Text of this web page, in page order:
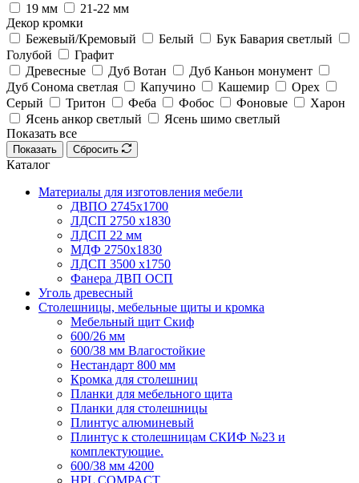
19 мм
21-22 мм
Декор кромки
Бежевый/Кремовый
Белый
Бук Бавария светлый
Голубой
Графит
Древесные
Дуб Вотан
Дуб Каньон монумент
Дуб Сонома светлая
Капучино Кашемир
Орех
Серый
Тритон Феба Фобос Фоновые
Харон
Ясень анкор светлый
Ясень шимо светлый
Показать все
Показать Сбросить
Каталог
Материалы для изготовления мебели
ДВПО 2745х1700
ЛДСП 2750 х1830
ЛДСП 22 мм
МДФ 2750х1830
ЛДСП 3500 х1750
Фанера ДВП ОСП
Уголь древесный
Столешницы, мебельные щиты и кромка
Мебельный щит Скиф
600/26 мм
600/38 мм Влагостойкие
Нестандарт 800 мм
Кромка для столешниц
Планки для мебельного щита
Планки для столешницы
Плинтус алюминевый
Плинтус к столешницам СКИФ №23 и
комплектующие.
600/38 мм 4200
HPL COMPACT